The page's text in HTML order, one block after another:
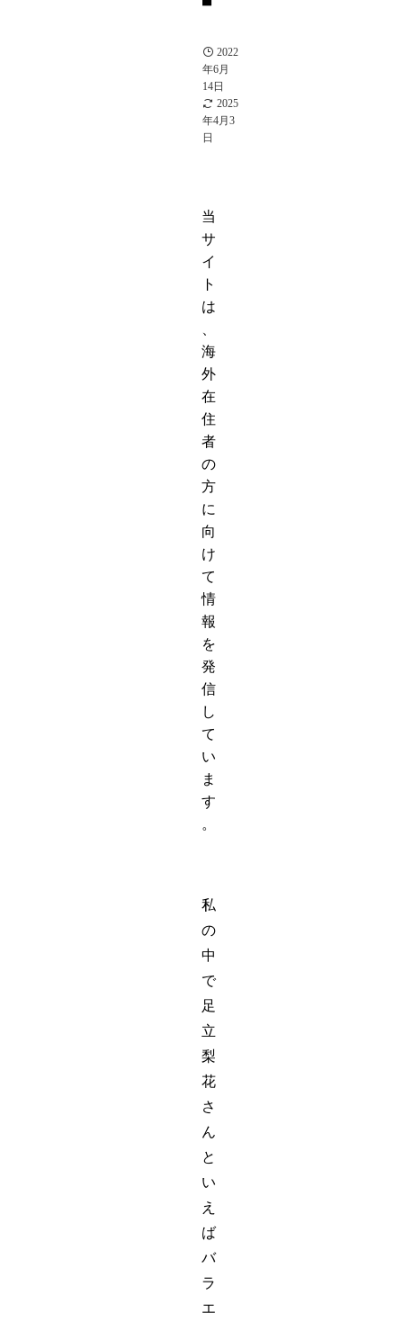
2022
年6月
14日
2025
年4月3
日
当
サ
イ
ト
は
海
外
在
住
者
の
方
に
向
け
て
情
報
を
発
信
し
て
い
ま
す
。
私
の
中
で
足
立
梨
花
さ
ん
と
い
え
ば
バ
ラ
エ